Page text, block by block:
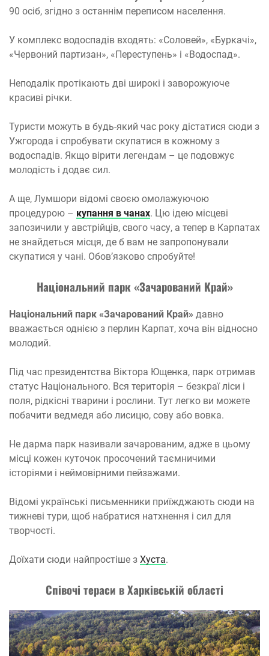
90 осіб, згідно з останнім переписом населення.
У комплекс водоспадів входять: «Соловей», «Буркачі»,
«Червоний партизан», «Переступень» і «Водоспад».
Неподалік протікають дві широкі і заворожуюче
красиві річки.
Туристи можуть в будь-який час року дістатися сюди з
Ужгорода і спробувати скупатися в кожному з
водоспадів. Якщо вірити легендам – це подовжує
молодість і додає сил.
А ще, Лумшори відомі своєю омолажуючою
процедурою – купання в чанах. Цю ідею місцеві
запозичили у австрійців, свого часу, а тепер в Карпатах
не знайдеться місця, де б вам не запропонували
скупатися у чані. Обов’язково спробуйте!
Національний парк «Зачарований Край»
Національний парк «Зачарований Край» давно
вважається однією з перлин Карпат, хоча він відносно
молодий.
Під час президентства Віктора Ющенка, парк отримав
статус Національного. Вся територія – безкраї ліси і
поля, рідкісні тварини і рослини. Тут легко ви можете
побачити ведмедя або лисицю, сову або вовка.
Не дарма парк називали зачарованим, адже в цьому
місці кожен куточок просочений таємничими
історіями і неймовірними пейзажами.
Відомі українські письменники приїжджають сюди на
тижневі тури, щоб набратися натхнення і сил для
творчості.
Доїхати сюди найпростіше з Хуста.
Співочі тераси в Харківській області